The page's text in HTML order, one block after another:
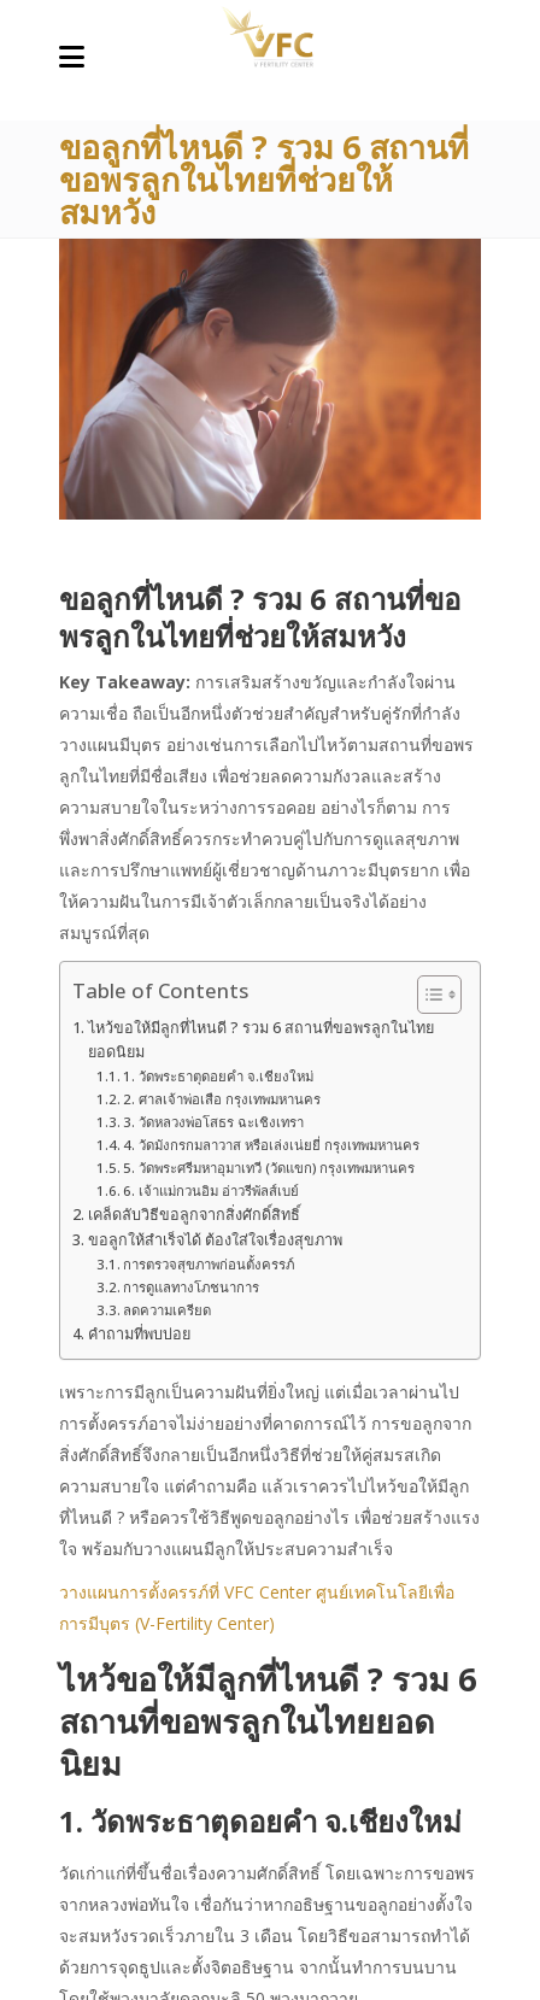
ขอลูกที่ไหนดี ? รวม 6 สถานที่
ขอพรลูกในไทยที่ช่วยให้
สมหวัง
ขอลูกที่ไหนดี ? รวม 6 สถานที่ขอ
พรลูกในไทยที่ช่วยให้สมหวัง
Key Takeaway: การเสริมสร้างขวัญและกำลังใจผ่าน
ความเชื่อ ถือเป็นอีกหนึ่งตัวช่วยสำคัญสำหรับคู่รักที่กำลัง
วางแผนมีบุตร อย่างเช่นการเลือกไปไหว้ตามสถานที่ขอพร
ลูกในไทยที่มีชื่อเสียง เพื่อช่วยลดความกังวลและสร้าง
ความสบายใจในระหว่างการรอคอย อย่างไรก็ตาม การ
พึ่งพาสิ่งศักดิ์สิทธิ์ควรกระทำควบคู่ไปกับการดูแลสุขภาพ
และการปรึกษาแพทย์ผู้เชี่ยวชาญด้านภาวะมีบุตรยาก เพื่อ
ให้ความฝันในการมีเจ้าตัวเล็กกลายเป็นจริงได้อย่าง
สมบูรณ์ที่สุด
Table of Contents
ไหว้ขอให้มีลูกที่ไหนดี ? รวม 6 สถานที่ขอพรลูกในไทย
ยอดนิยม
1. วัดพระธาตุดอยคำ จ.เชียงใหม่
2. ศาลเจ้าพ่อเสือ กรุงเทพมหานคร
3. วัดหลวงพ่อโสธร ฉะเชิงเทรา
4. วัดมังกรกมลาวาส หรือเล่งเน่ยยี่ กรุงเทพมหานคร
5. วัดพระศรีมหาอุมาเทวี (วัดแขก) กรุงเทพมหานคร
6. เจ้าแม่กวนอิม อ่าวรีพัลส์เบย์
เคล็ดลับวิธีขอลูกจากสิ่งศักดิ์สิทธิ์
ขอลูกให้สำเร็จได้ ต้องใส่ใจเรื่องสุขภาพ
การตรวจสุขภาพก่อนตั้งครรภ์
การดูแลทางโภชนาการ
ลดความเครียด
คำถามที่พบบ่อย
เพราะการมีลูกเป็นความฝันที่ยิ่งใหญ่ แต่เมื่อเวลาผ่านไป
การตั้งครรภ์อาจไม่ง่ายอย่างที่คาดการณ์ไว้ การขอลูกจาก
สิ่งศักดิ์สิทธิ์จึงกลายเป็นอีกหนึ่งวิธีที่ช่วยให้คู่สมรสเกิด
ความสบายใจ แต่คำถามคือ แล้วเราควรไปไหว้ขอให้มีลูก
ที่ไหนดี ? หรือควรใช้วิธีพูดขอลูกอย่างไร เพื่อช่วยสร้างแรง
ใจ พร้อมกับวางแผนมีลูกให้ประสบความสำเร็จ
วางแผนการตั้งครรภ์ที่ VFC Center ศูนย์เทคโนโลยีเพื่อ
การมีบุตร (V-Fertility Center)
ไหว้ขอให้มีลูกที่ไหนดี ? รวม 6
สถานที่ขอพรลูกในไทยยอด
นิยม
1. วัดพระธาตุดอยคำ จ.เชียงใหม่
วัดเก่าแก่ที่ขึ้นชื่อเรื่องความศักดิ์สิทธิ์ โดยเฉพาะการขอพร
จากหลวงพ่อทันใจ เชื่อกันว่าหากอธิษฐานขอลูกอย่างตั้งใจ
จะสมหวังรวดเร็วภายใน 3 เดือน โดยวิธีขอสามารถทำได้
ด้วยการจุดธูปและตั้งจิตอธิษฐาน จากนั้นทำการบนบาน